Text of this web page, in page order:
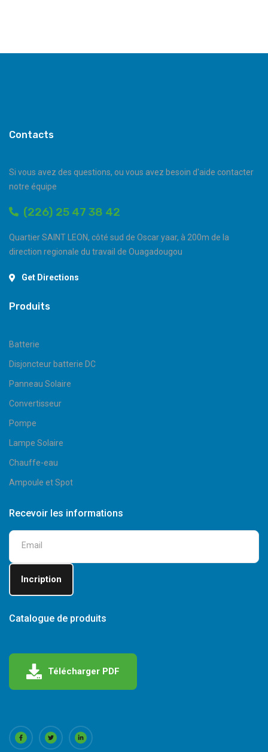
Contacts
Si vous avez des questions, ou vous avez besoin d'aide contacter
notre équipe
(226) 25 47 38 42
Quartier SAINT LEON, côté sud de Oscar yaar, à 200m de la
direction regionale du travail de Ouagadougou
Get Directions
Produits
Batterie
Disjoncteur batterie DC
Panneau Solaire
Convertisseur
Pompe
Lampe Solaire
Chauffe-eau
Ampoule et Spot
Recevoir les informations
Catalogue de produits
Télécharger PDF